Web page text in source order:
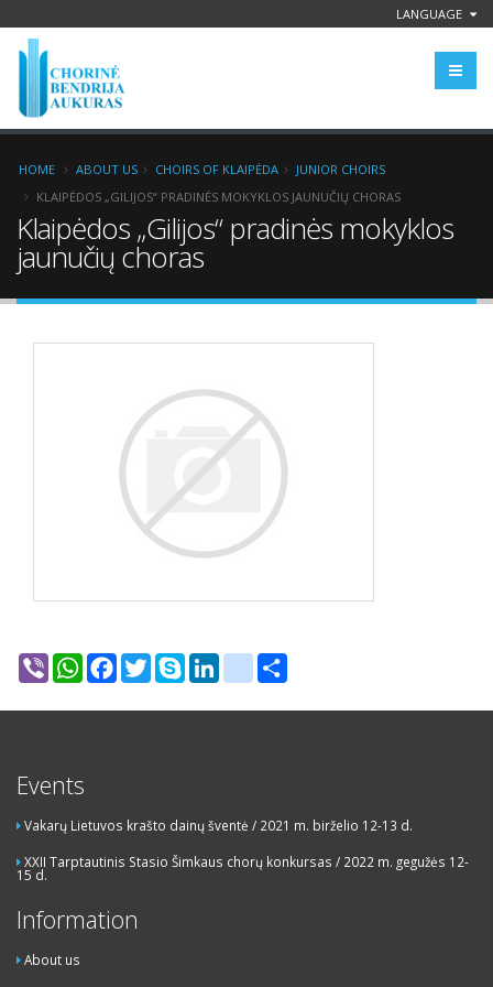
LANGUAGE
HOME ABOUT US CHOIRS OF KLAIPĖDA
JUNIOR CHOIRS
KLAIPĖDOS „GILIJOS“ PRADINĖS MOKYKLOS JAUNUČIŲ CHORAS
Klaipėdos „Gilijos“ pradinės mokyklos
jaunučių choras
Viber WhatsAppFacebook
TwitterSkypeLinkedIngoogle_bookmarks
Events
Vakarų Lietuvos krašto dainų šventė / 2021 m. birželio 12-13 d.
XXII Tarptautinis Stasio Šimkaus chorų konkursas / 2022 m. gegužės 12-
15 d.
Information
About us